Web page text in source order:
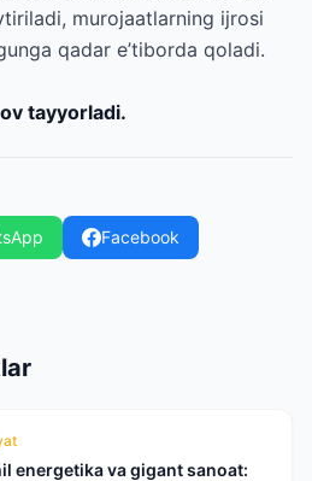
murojaatlarning ijrosi
qadar e’tiborda qoladi.
tayyorladi.
Facebook
energetika va gigant sanoat: